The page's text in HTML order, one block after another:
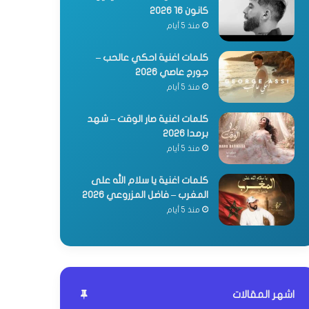
كانون 16 2026
منذ 5 أيام
كلمات اغنية احكي عالحب –
جورج عاصي 2026
منذ 5 أيام
كلمات اغنية صار الوقت – شهد
برمدا 2026
منذ 5 أيام
كلمات اغنية يا سلام الله على
المغرب – فاضل المزروعي 2026
منذ 5 أيام
اشهر المقالات